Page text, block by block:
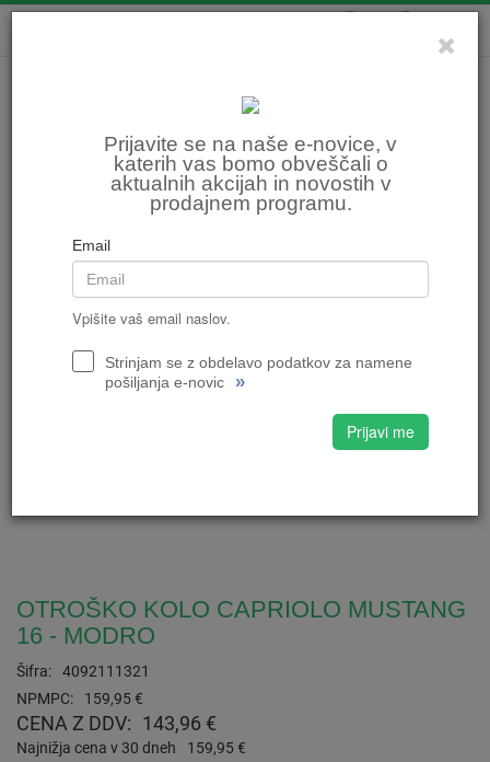
Prijavite se na naše e-novice, v
katerih vas bomo obveščali o
aktualnih akcijah in novostih v
prodajnem programu.
Email
Vpišite vaš email naslov.
Strinjam se z obdelavo podatkov za namene
pošiljanja e-novic
»
Prijavi me
OTROŠKO KOLO CAPRIOLO MUSTANG
16 - MODRO
Šifra:
4092111321
NPMPC:
159,95 €
CENA Z DDV: 143,96 €
Najnižja cena v 30 dneh 159,95 €